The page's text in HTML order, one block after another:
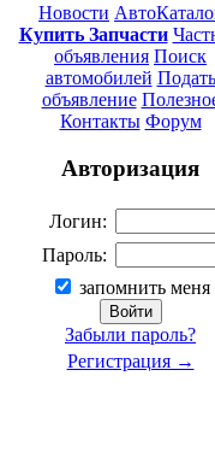
Новости
Купить Запчасти
объявления Поиск
автомобилей Подать
объявление
Контакты Форум
Авторизация
Логин:
Пароль:
запомнить меня
Забыли пароль?
Регистрация →